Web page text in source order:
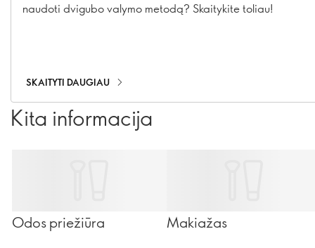
naudoti dvigubo valymo metodą? Skaitykite toliau!
SKAITYTI DAUGIAU
Kita informacija
Odos priežiūra Makiažas